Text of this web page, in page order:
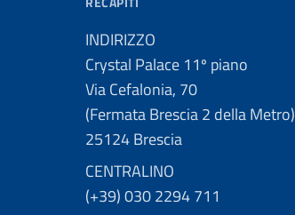
INDIRIZZO
Crystal Palace 11º piano
Via Cefalonia, 70
(Fermata Brescia 2 della Metro)
25124 Brescia
CENTRALINO
(+39) 030 2294 711